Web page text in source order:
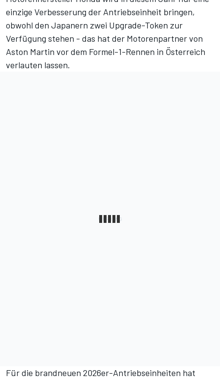
einzige Verbesserung der Antriebseinheit bringen,
obwohl den Japanern zwei Upgrade-Token zur
Verfügung stehen - das hat der Motorenpartner von
Aston Martin vor dem Formel-1-Rennen in Österreich
verlauten lassen.
Für die brandneuen 2026er-Antriebseinheiten hat